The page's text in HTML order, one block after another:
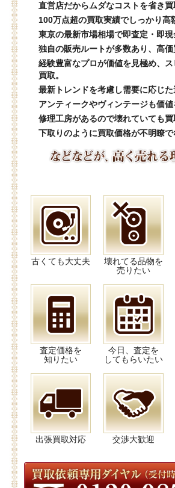
直営店だからムダなコストを省き買
100万点超の買取実績でしっかり高
東京の最新市場相場で即査定・即現
独自の販売ルートが多数あり、高価
経験豊富なプロが価値を見極め、
買取。
最新トレンドを考慮し需要に応じた
アンティークやヴィンテージも価値
修理工房があるので壊れていても買
下取りのように買取価格が不明瞭で
古くても大丈夫
壊れてる品物を
売りたい
査定価格を
知りたい
今日、査定を
してもらいたい
出張買取対応 交渉大歓迎